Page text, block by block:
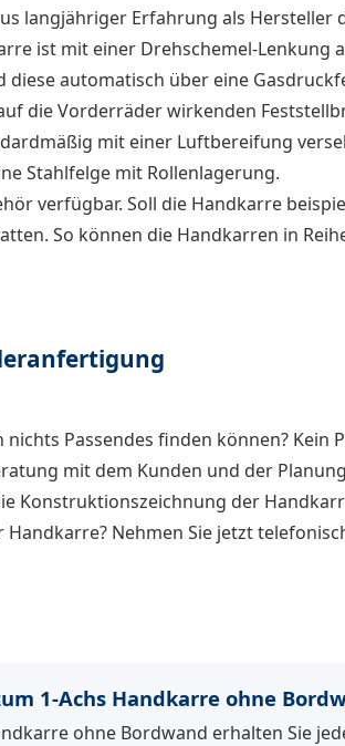
langjähriger Erfahrung als
ist mit einer Drehschemel-
diese automatisch über eine
die Vorderräder wirkenden
mit einer Luftbereifung
Stahlfelge mit Rollenlagerung.
verfügbar. Soll die Handkarre
So können die Handkarren in
Passendes finden können?
mit dem Kunden und der
Konstruktionszeichnung der
Nehmen Sie jetzt
1-Achs Handkarre ohne
ohne Bordwand erhalten Sie